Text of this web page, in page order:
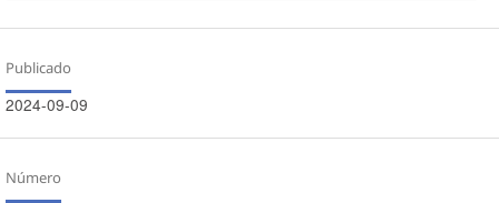
Publicado
2024-09-09
Número